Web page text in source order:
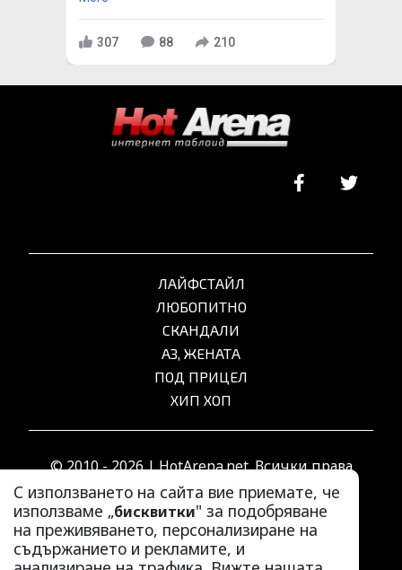
307 88 210
С използването на сайта вие приемате, че
използваме „бисквитки" за подобряване
на преживяването, персонализиране на
съдържанието и рекламите, и
ЛАЙФСТАЙЛ
ЛЮБОПИТНО
СКАНДАЛИ
АЗ, ЖЕНАТА
ПОД ПРИЦЕЛ
ХИП ХОП
© 2010 - 2026 | HotArena.net. Всички права
запазени.
РЕКЛАМА
КОНТАКТИ